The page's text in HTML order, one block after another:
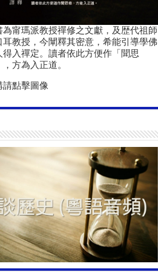
為甯瑪派教授禪修之文獻，及歴代祖師
耳教授，今闡釋其密意，希能引導學佛
得入禪定。讀者依此方便作「聞思
方為入正道。
請點擊圖像